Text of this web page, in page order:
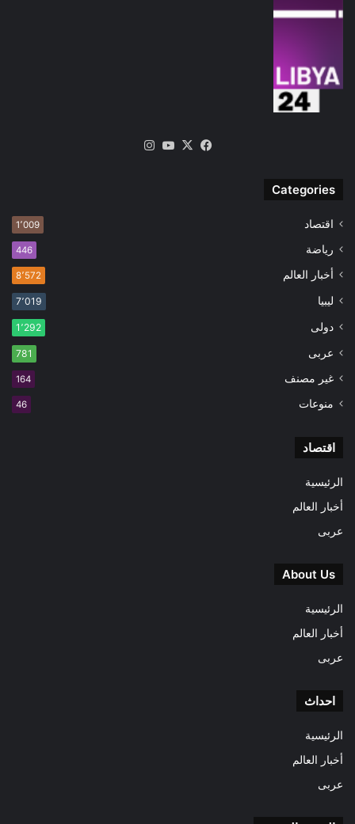
فيسبوك
‫X
‫YouTube
Categories
اقتصاد 1٬009
رياضة 446
أخبار العالم 8٬572
ليبيا 7٬019
دولى 1٬292
عربى 781
غير مصنف 164
منوعات 46
اقتصاد
الرئيسية
أخبار العالم
عربى
About Us
الرئيسية
أخبار العالم
عربى
احداث
الرئيسية
أخبار العالم
عربى